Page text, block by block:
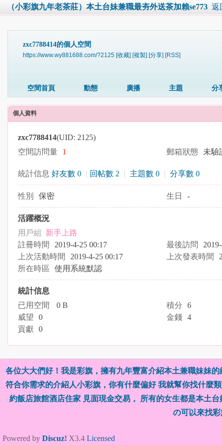
（小彩旗九年老茶莊）本土台妹兼職最夯外送茶加賴se773 返
zxc7788414的個人空間
https://www.wy881688.com/?2125 [收藏] [複製] [分享] [RSS]
空間首頁 動態 廣播 主題 分
個人資料
zxc7788414(UID: 2125)
空間訪問量
1 郵箱狀態 未驗
統計信息 好友數 0 | 回帖數 2 | 主題數 0 | 分享數 0
性別 保密 生日 -
活躍概況
用戶組 新手上路
註冊時間
2019-4-25 00:17 最後訪問
上次活動時間
2019-4-25 00:17 上次發表時間
所在時區
使用系統默認
統計信息
已用空間
0 B 積分
6
威望
0 金錢 4
貢獻 0
各位大大們好！我是彩旗，擁有九年豐富介紹本土兼職妹妹
符合你需求的介紹人小彩旗，你有什麼偏好 我就幫你找什麼
約飯店旅館酒店住家 見面現金交易， 所有的女生都是本土
の可以來找
Powered by Discuz! X3.4 Licensed